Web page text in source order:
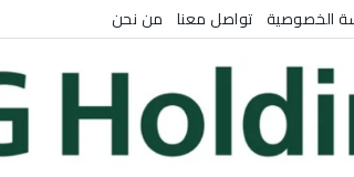
الخصوصية تواصل معنا من نحن